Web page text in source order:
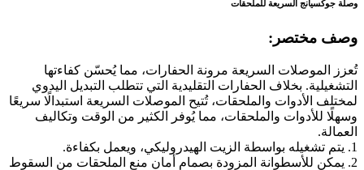
وصلة جوكسيانج السريعة للملحقات
وصف مختصر:
تُعزز الموصلات السريعة مرونة الحفارات، مما يُحسّن كفاءتها
التشغيلية. بخلاف الحفارات التقليدية التي تتطلب التبديل اليدوي
لمختلف الأدوات والملحقات، تُتيح الموصلات السريعة استبدالًا سريعًا
وسهلًا للأدوات والملحقات، مما يُوفر الكثير من الوقت وتكاليف
العمالة.
1. يتم تشغيله بواسطة الزيت الهيدروليكي، ويعمل بكفاءة.
2. يمكن للأسطوانة المزودة بصمام أمان منع الملحقات من السقوط